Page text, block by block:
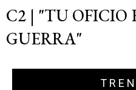
C2 | "TU OFICIO
GUERRA"